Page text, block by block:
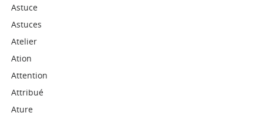
Astuce
Astuces
Atelier
Ation
Attention
Attribué
Ature